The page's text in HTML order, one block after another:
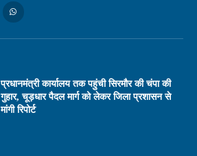
प्रधानमंत्री कार्यालय तक पहुंची सिरमौर की चंपा की
गुहार, चूड़धार पैदल मार्ग को लेकर जिला प्रशासन से
मांगी रिपोर्ट